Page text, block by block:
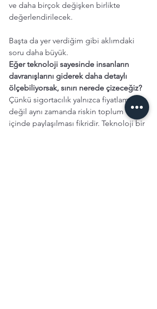
ve daha birçok değişken birlikte
değerlendirilecek.
Başta da yer verdiğim gibi aklımdaki
soru daha büyük.
Eğer teknoloji sayesinde insanların
davranışlarını giderek daha detaylı
ölçebiliyorsak, sınırı nerede çizeceğiz?
Çünkü sigortacılık yalnızca fiyatlama işi
değil aynı zamanda riskin toplum
içinde paylaşılması fikridir. Teknoloji bir